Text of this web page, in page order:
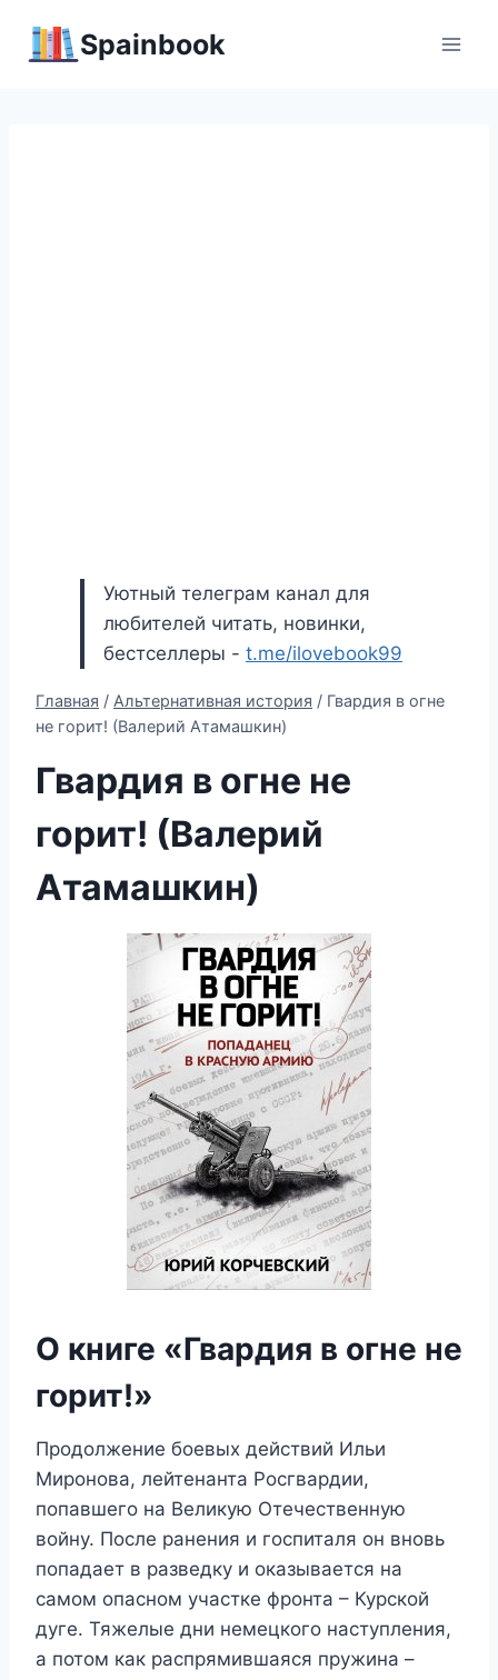
Spainbook
Уютный телеграм канал для
любителей читать, новинки,
бестселлеры - t.me/ilovebook99
Главная / Альтернативная история / Гвардия в огне
не горит! (Валерий Атамашкин)
Гвардия в огне не
горит! (Валерий
Атамашкин)
О книге «Гвардия в огне не
горит!»
Продолжение боевых действий Ильи
Миронова, лейтенанта Росгвардии,
попавшего на Великую Отечественную
войну. После ранения и госпиталя он вновь
попадает в разведку и оказывается на
самом опасном участке фронта – Курской
дуге. Тяжелые дни немецкого наступления,
а потом как распрямившаяся пружина –